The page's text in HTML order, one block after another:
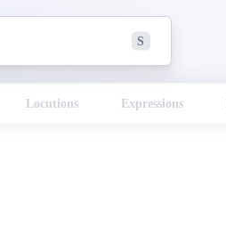
S
Locutions Expressions